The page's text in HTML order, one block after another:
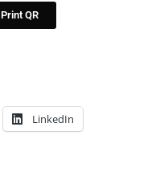
Print QR
LinkedIn